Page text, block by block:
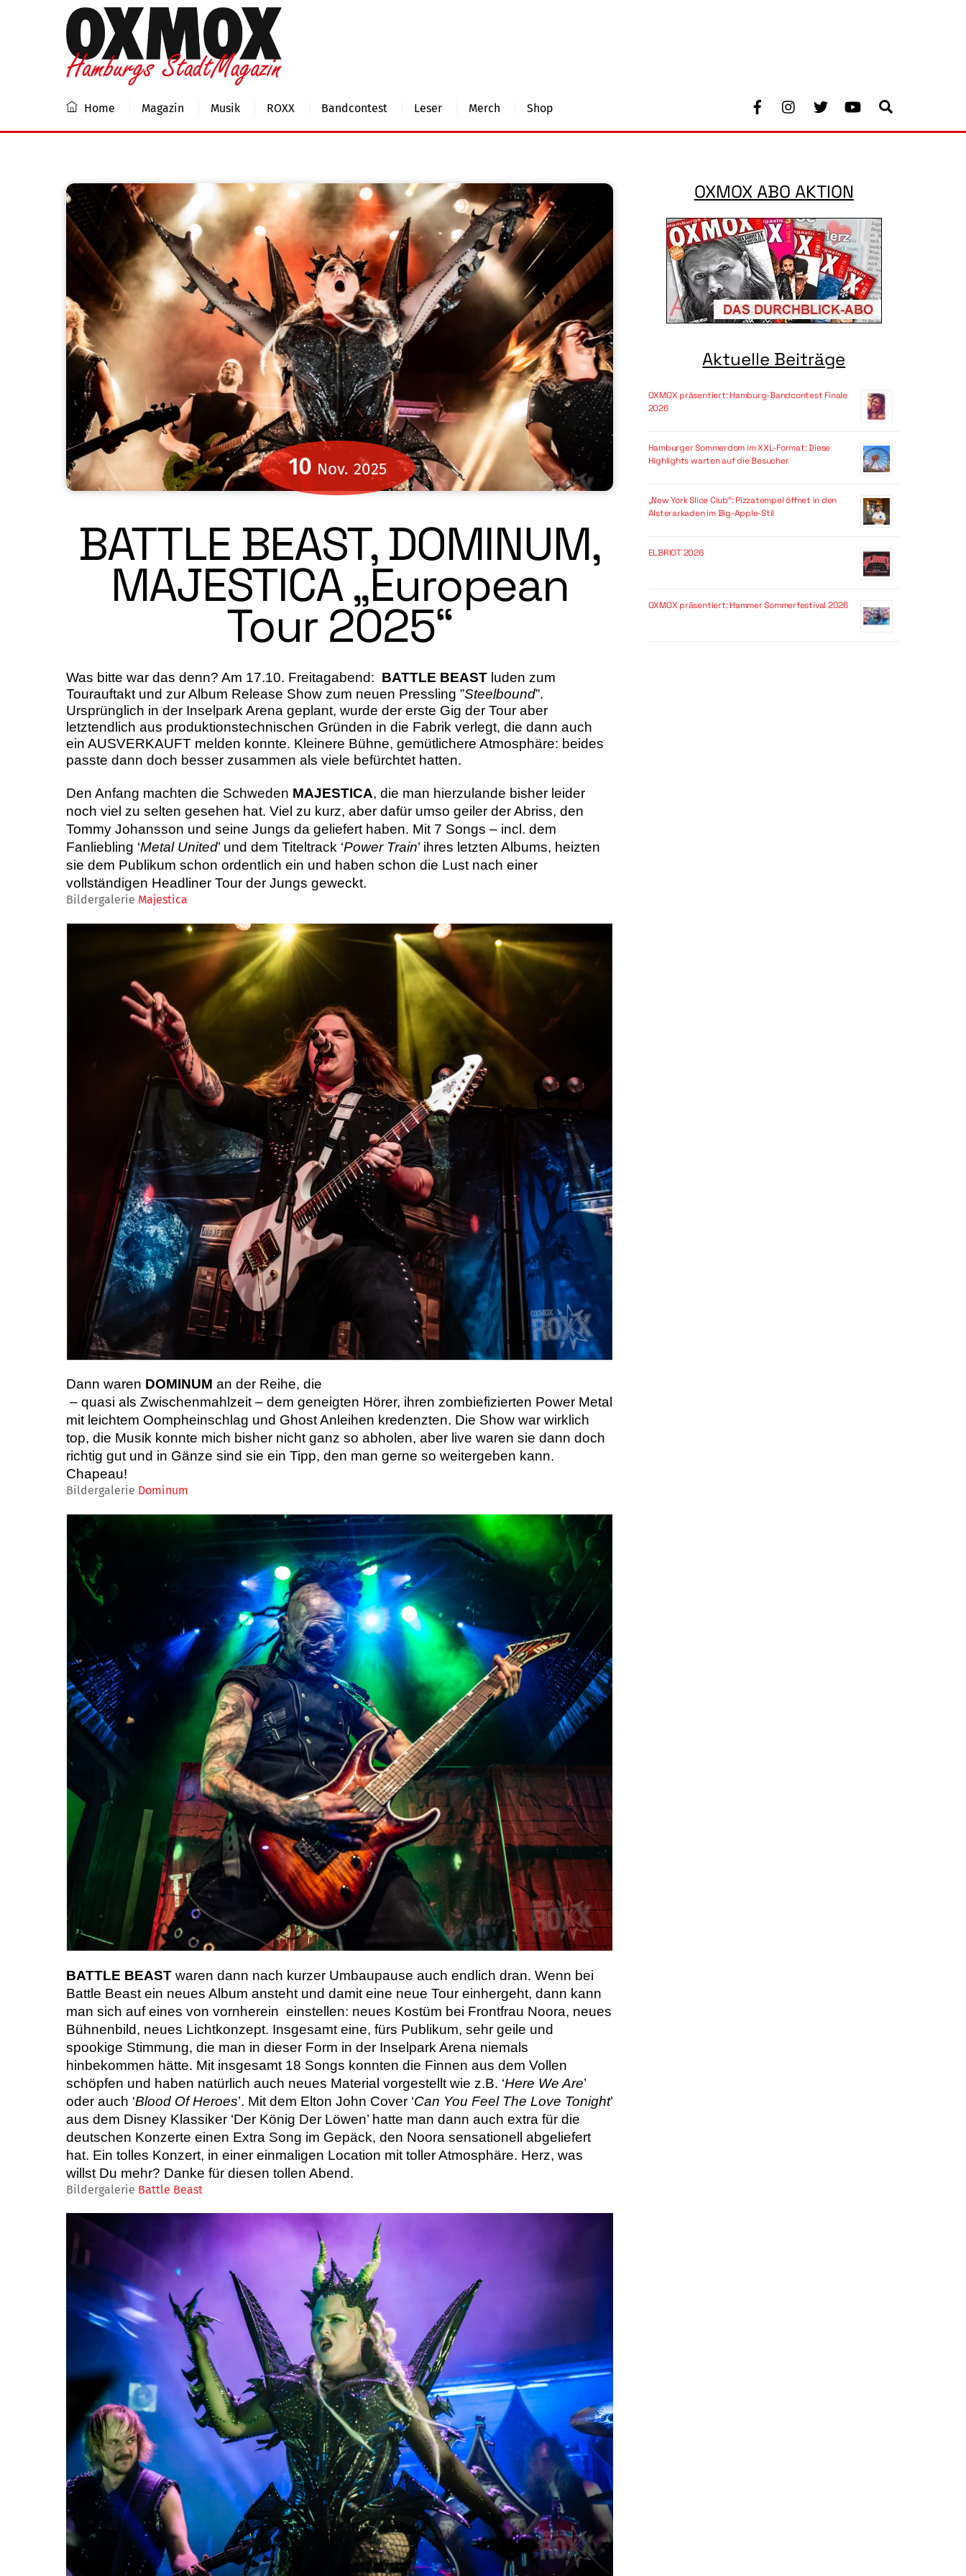
Facebook Youtube
Home Magazin Musik ROXX Bandcontest Leser Merch Shop
10 Nov. 2025
BATTLE BEAST, DOMINUM,
MAJESTICA „European
Tour 2025“
Was bitte war das denn? Am 17.10. Freitagabend: BATTLE BEAST luden zum
Tourauftakt und zur Album Release Show zum neuen Pressling ”Steelbound”.
Ursprünglich in der Inselpark Arena geplant, wurde der erste Gig der Tour aber
letztendlich aus produktionstechnischen Gründen in die Fabrik verlegt, die dann auch
ein AUSVERKAUFT melden konnte. Kleinere Bühne, gemütlichere Atmosphäre: beides
passte dann doch besser zusammen als viele befürchtet hatten.
Den Anfang machten die Schweden MAJESTICA, die man hierzulande bisher leider
noch viel zu selten gesehen hat. Viel zu kurz, aber dafür umso geiler der Abriss, den
Tommy Johansson und seine Jungs da geliefert haben. Mit 7 Songs – incl. dem
Fanliebling ‘Metal United’ und dem Titeltrack ‘Power Train’ ihres letzten Albums, heizten
sie dem Publikum schon ordentlich ein und haben schon die Lust nach einer
vollständigen Headliner Tour der Jungs geweckt.
Bildergalerie Majestica
Dann waren DOMINUM an der Reihe, die
– quasi als Zwischenmahlzeit – dem geneigten Hörer, ihren zombiefizierten Power Metal
mit leichtem Oompheinschlag und Ghost Anleihen kredenzten. Die Show war wirklich
top, die Musik konnte mich bisher nicht ganz so abholen, aber live waren sie dann doch
richtig gut und in Gänze sind sie ein Tipp, den man gerne so weitergeben kann.
Chapeau!
Bildergalerie Dominum
BATTLE BEAST waren dann nach kurzer Umbaupause auch endlich dran. Wenn bei
Battle Beast ein neues Album ansteht und damit eine neue Tour einhergeht, dann kann
man sich auf eines von vornherein einstellen: neues Kostüm bei Frontfrau Noora, neues
Bühnenbild, neues Lichtkonzept. Insgesamt eine, fürs Publikum, sehr geile und
spookige Stimmung, die man in dieser Form in der Inselpark Arena niemals
hinbekommen hätte. Mit insgesamt 18 Songs konnten die Finnen aus dem Vollen
schöpfen und haben natürlich auch neues Material vorgestellt wie z.B. ‘Here We Are’
oder auch ‘Blood Of Heroes’. Mit dem Elton John Cover ‘Can You Feel The Love Tonight’
aus dem Disney Klassiker ‘Der König Der Löwen’ hatte man dann auch extra für die
deutschen Konzerte einen Extra Song im Gepäck, den Noora sensationell abgeliefert
hat. Ein tolles Konzert, in einer einmaligen Location mit toller Atmosphäre. Herz, was
willst Du mehr? Danke für diesen tollen Abend.
Bildergalerie Battle Beast
OXMOX ABO AKTION
Aktuelle Beiträge
OXMOX präsentiert: Hamburg-Bandcontest Finale
2026
Hamburger Sommerdom im XXL-Format: Diese
Highlights warten auf die Besucher
„New York Slice Club“: Pizzatempel öffnet in den
Alsterarkaden im Big-Apple-Stil
ELBRIOT 2026
OXMOX präsentiert: Hammer Sommerfestival 2026